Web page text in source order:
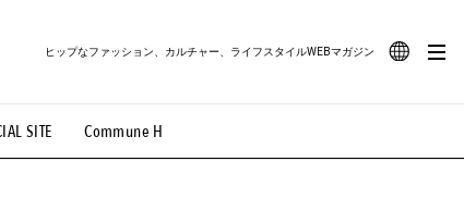
SITE Commune H
ヒップなファッション、カルチャー、ライフスタイルWEBマガジン
裏てぃーん。 #MONTHLY JOURNAL
#LIFESTYLE #SNEAKER #OUTDOOR